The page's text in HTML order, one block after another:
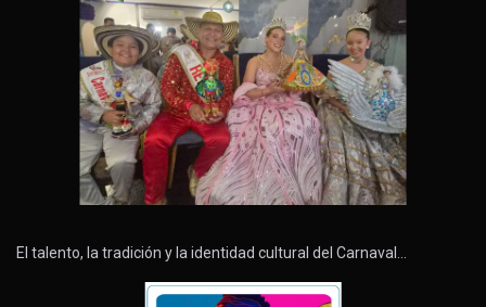
El talento, la tradición y la identidad cultural del Carnaval…